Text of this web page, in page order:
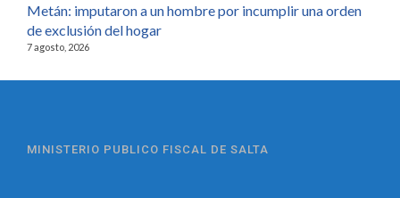
Metán: imputaron a un hombre por incumplir una orden
de exclusión del hogar
7 agosto, 2026
MINISTERIO PUBLICO FISCAL DE SALTA